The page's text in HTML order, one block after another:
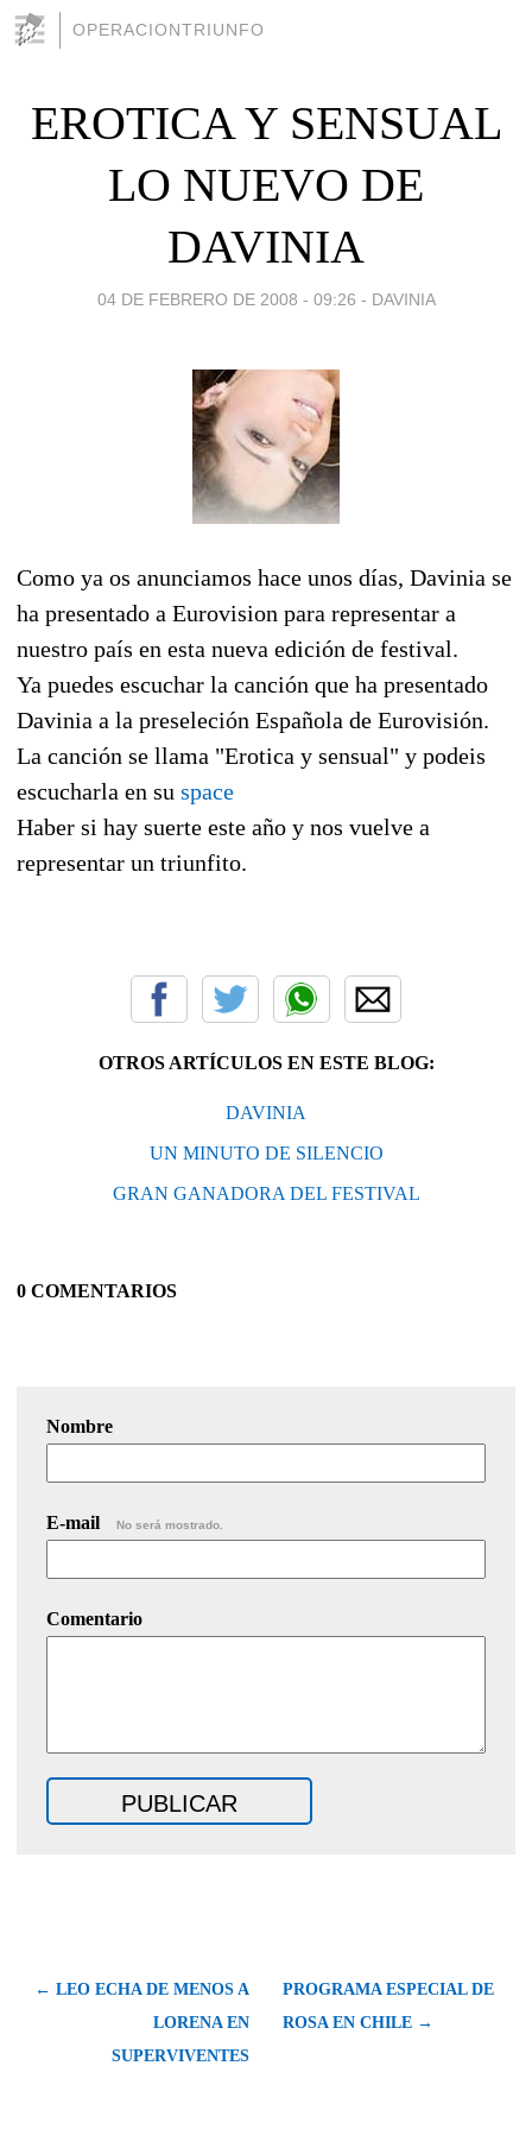
OPERACIONTRIUNFO
EROTICA Y SENSUAL
LO NUEVO DE
DAVINIA
04 DE FEBRERO DE 2008 - 09:26 - DAVINIA
Como ya os anunciamos hace unos días, Davinia se
ha presentado a Eurovision para representar a
nuestro país en esta nueva edición de festival.
Ya puedes escuchar la canción que ha presentado
Davinia a la preseleción Española de Eurovisión.
La canción se llama "Erotica y sensual" y podeis
escucharla en su space
Haber si hay suerte este año y nos vuelve a
representar un triunfito.
OTROS ARTÍCULOS EN ESTE BLOG:
DAVINIA
UN MINUTO DE SILENCIO
GRAN GANADORA DEL FESTIVAL
0 COMENTARIOS
Nombre
E-mail No será mostrado.
Comentario
← LEO ECHA DE MENOS A
LORENA EN
SUPERVIVENTES
PROGRAMA ESPECIAL DE
ROSA EN CHILE →